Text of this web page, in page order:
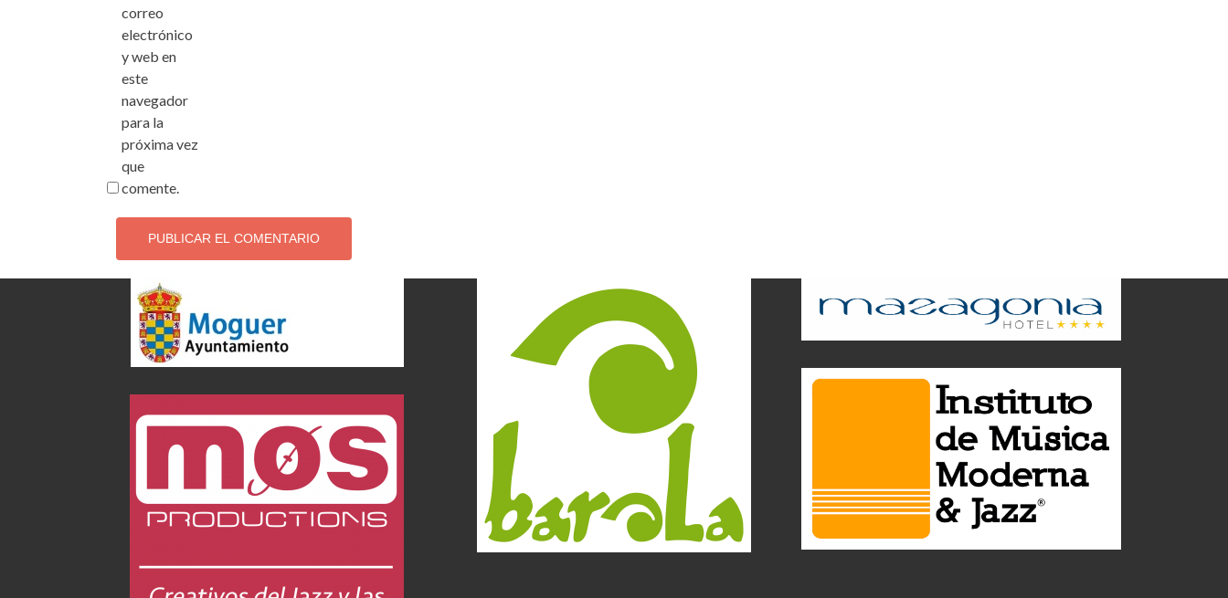
correo
electrónico
y web en
este
navegador
para la
próxima vez
que
comente.